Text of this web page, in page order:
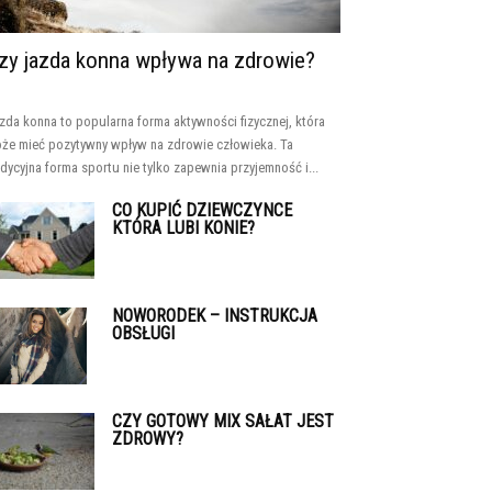
jazda konna wpływa na zdrowie?
konna to popularna forma aktywności fizycznej, która
mieć pozytywny wpływ na zdrowie człowieka. Ta
forma sportu nie tylko zapewnia przyjemność i...
CO KUPIĆ DZIEWCZYNCE
KTÓRA LUBI KONIE?
NOWORODEK – INSTRUKCJA
OBSŁUGI
CZY GOTOWY MIX SAŁAT JEST
ZDROWY?